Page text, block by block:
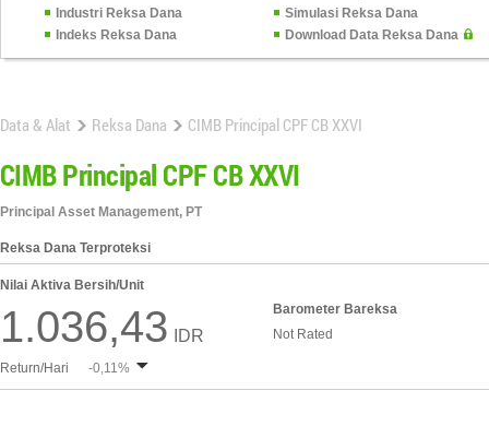
Industri Reksa Dana
Simulasi Reksa Dana
Indeks Reksa Dana
Download Data Reksa Dana
Data & Alat Reksa Dana CIMB Principal CPF CB XXVI
CIMB Principal CPF CB XXVI
Principal Asset Management, PT
Reksa Dana Terproteksi
Nilai Aktiva Bersih/Unit
1.036,43 IDR
Barometer Bareksa
Not Rated
Return/Hari -0,11%